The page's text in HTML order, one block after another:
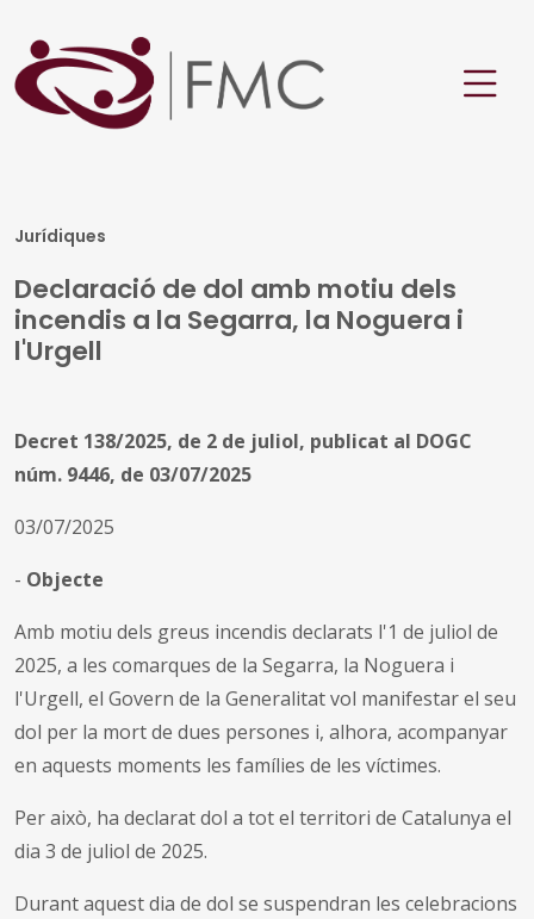
Jurídiques
Declaració de dol amb motiu dels
incendis a la Segarra, la Noguera i
l'Urgell
Decret 138/2025, de 2 de juliol, publicat al DOGC
núm. 9446, de 03/07/2025
03/07/2025
- Objecte
Amb motiu dels greus incendis declarats l'1 de juliol de
2025, a les comarques de la Segarra, la Noguera i
l'Urgell, el Govern de la Generalitat vol manifestar el seu
dol per la mort de dues persones i, alhora, acompanyar
en aquests moments les famílies de les víctimes.
Per això, ha declarat dol a tot el territori de Catalunya el
dia 3 de juliol de 2025.
Durant aquest dia de dol se suspendran les celebracions